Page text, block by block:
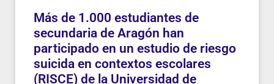
Más de 1.000 estudiantes de
secundaria de Aragón han
participado en un estudio de riesgo
suicida en contextos escolares
(RISCE) de la Universidad de